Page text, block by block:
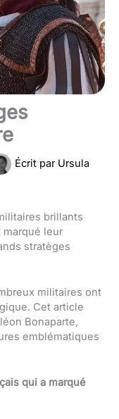
Écrit par Ursula
brillants
leur
stratèges
militaires ont
Cet article
Bonaparte,
emblématiques
qui a marqué